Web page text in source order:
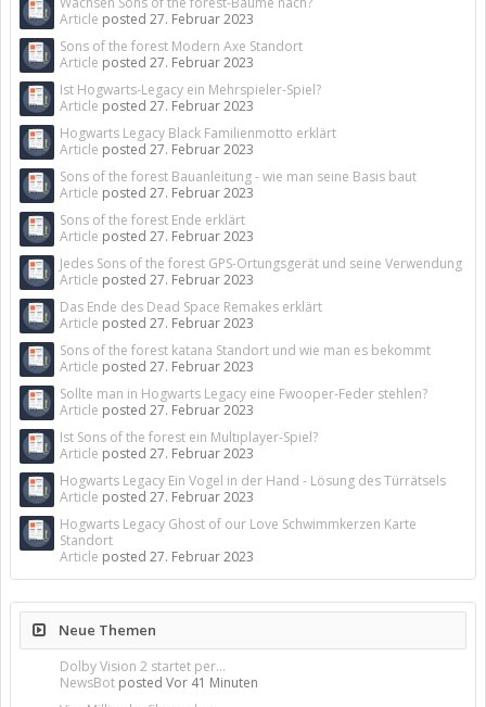
Article posted 27. Februar 2023
Sons of the forest Modern Axe Standort
Article posted 27. Februar 2023
Ist Hogwarts-Legacy ein Mehrspieler-Spiel?
Article posted 27. Februar 2023
Hogwarts Legacy Black Familienmotto erklärt
Article posted 27. Februar 2023
Sons of the forest Bauanleitung - wie man seine Basis baut
Article posted 27. Februar 2023
Sons of the forest Ende erklärt
Article posted 27. Februar 2023
Jedes Sons of the forest GPS-Ortungsgerät und seine Verwendung
Article posted 27. Februar 2023
Das Ende des Dead Space Remakes erklärt
Article posted 27. Februar 2023
Sons of the forest katana Standort und wie man es bekommt
Article posted 27. Februar 2023
Sollte man in Hogwarts Legacy eine Fwooper-Feder stehlen?
Article posted 27. Februar 2023
Ist Sons of the forest ein Multiplayer-Spiel?
Article posted 27. Februar 2023
Hogwarts Legacy Ein Vogel in der Hand - Lösung des Türrätsels
Article posted 27. Februar 2023
Hogwarts Legacy Ghost of our Love Schwimmkerzen Karte
Standort
Article posted 27. Februar 2023
Neue Themen
Dolby Vision 2 startet per...
NewsBot posted Vor 41 Minuten